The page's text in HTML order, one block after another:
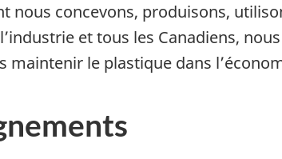
nous concevons, produisons,
et tous les Canadiens,
maintenir le plastique dans